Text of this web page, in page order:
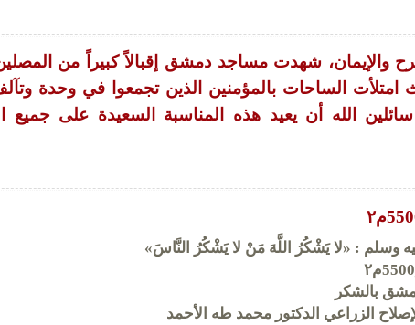
والإيمان، شهدت مساجد دمشق إقبالاً كبيراً من
امتلأت الساحات بالمؤمنين الذين تجمعوا في وحدة
سائلين الله أن يعيد هذه المناسبة السعيدة على جميع
وسلم : «لا يَشْكُرُ اللَّهَ مَنْ لا يَشْكُرُ النَّاسَ»
بالشكر
الزراعي الدكتور محمد طه الأحمد